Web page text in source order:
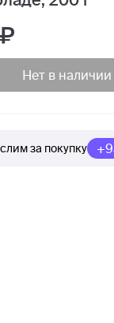
Нет в наличии
за покупку +9